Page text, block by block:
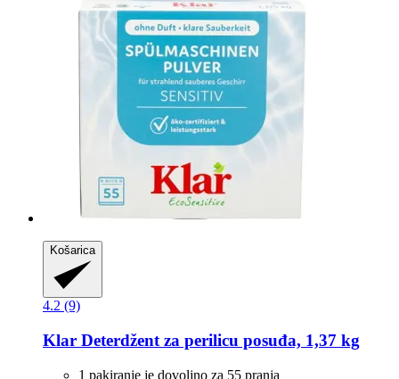
Košarica
4.2 (9)
Klar Deterdžent za perilicu posuđa, 1,37 kg
1 pakiranje je dovoljno za 55 pranja